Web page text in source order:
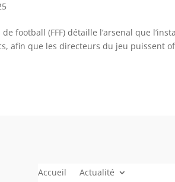
football (FFF) détaille l’arsenal que
afin que les directeurs du jeu puissent
Accueil
Actualité